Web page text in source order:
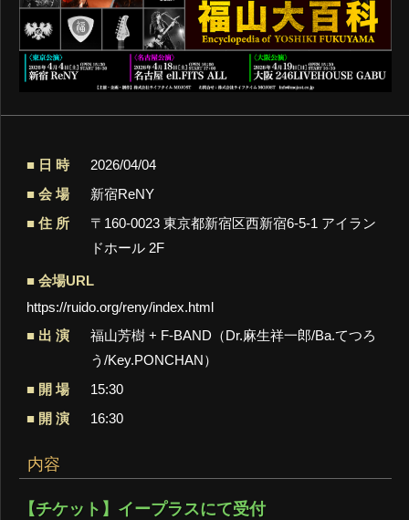
日 時
2026/04/04
会 場
新宿ReNY
住 所
〒160-0023 東京都新宿区西新宿6-5-1 アイラン
ドホール 2F
会場URL
https://ruido.org/reny/index.html
出 演
福山芳樹 + F-BAND（Dr.麻生祥一郎/Ba.てつろ
う/Key.PONCHAN）
開 場
15:30
開 演
16:30
内容
【チケット】イープラスにて受付